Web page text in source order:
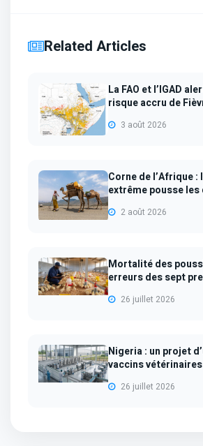
Related Articles
La FAO et l’IGAD
risque accru de
3 août 2026
Corne de l’Afrique :
extrême pousse
2 août 2026
Mortalité des
erreurs des sept
26 juillet 2026
Nigeria : un projet
vaccins vétérinaires
26 juillet 2026